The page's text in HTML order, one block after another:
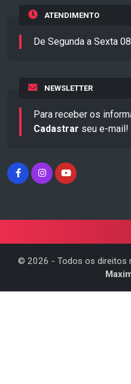
ATENDIMENTO
De Segunda a Sexta
NEWSLETTER
Para receber os
Cadastrar seu e-mail!
© 2026 - Todos os direitos